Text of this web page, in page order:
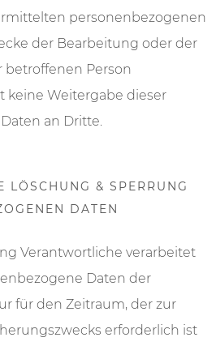
personenbezogenen
der Bearbeitung oder der
betroffenen Person
keine Weitergabe dieser
an Dritte.
& SPERRUNG V
DATEN
Verantwortliche verarbeitet
Daten der
für den Zeitraum, der zur
erforderlich ist